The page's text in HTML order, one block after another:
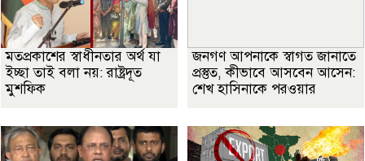
মতপ্রকাশের স্বাধীনতার অর্থ যা
ইচ্ছা তাই বলা নয়: রাষ্ট্রদূত
মুশফিক
জনগণ আপনাকে স্বাগত জানাতে
প্রস্তুত, কীভাবে আসবেন আসেন:
শেখ হাসিনাকে পরওয়ার